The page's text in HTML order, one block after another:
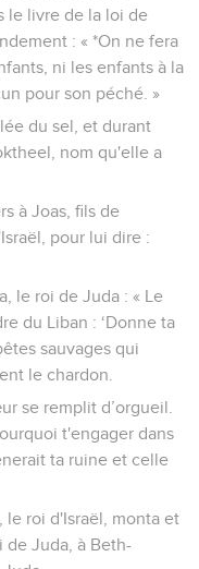
et elle était de
entièrement
pas ; le peuple y
jusqu'au jour de sa
et c’était Jotham, son
jugeait le peuple du
a accompli, cela
Juda.
on l'enterra à leurs
devint roi à sa
sur Juda,
d'Israël à Samarie. Il